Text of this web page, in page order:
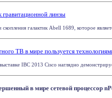
гравитационной линзы
галактик Abell 1689, которое
ТВ в мире пользуется
IBC 2013 Cisco наглядно
в мире сетевой процессор